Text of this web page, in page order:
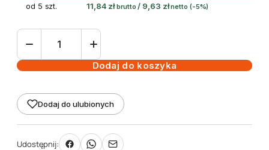
od 5 szt. 11,84 zł brutto / 9,63 zł netto (-5%)
ilość
(folia)
woskowa
110
mm
100m
Dodaj do koszyka
Dodaj do ulubionych
Udostępnij: